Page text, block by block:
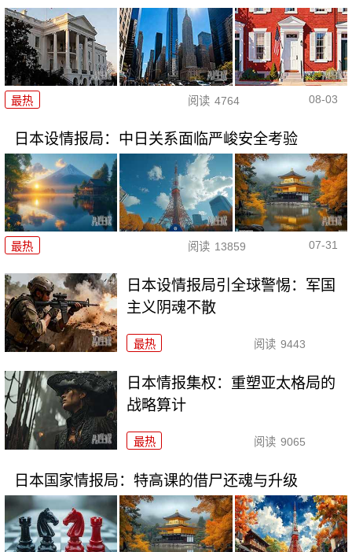
最热 阅读 4764 08-03
日本设情报局：中日关系面临严峻安全考验
最热 阅读 13859 07-31
日本设情报局引全球警惕：军国
主义阴魂不散
最热 阅读 9443
日本情报集权：重塑亚太格局的
战略算计
最热 阅读 9065
日本国家情报局：特高课的借尸还魂与升级